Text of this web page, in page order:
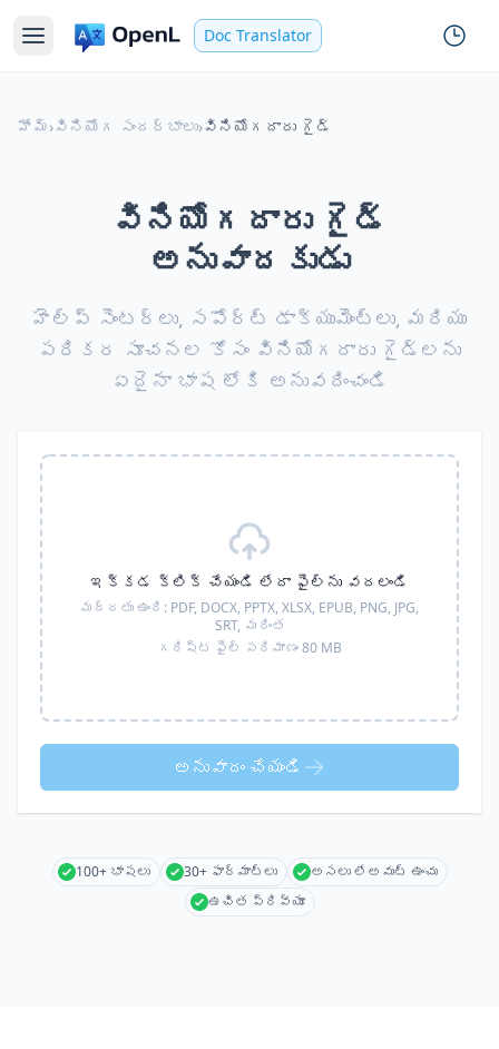
Doc Translator
హోమ్›వినియోగ సందర్భాలు›వినియోగదారు గైడ్
వినియోగదారు గైడ్
అనువాదకుడు
హెల్ప్ సెంటర్లు, సపోర్ట్ డాక్యుమెంట్లు, మరియు
పరికర సూచనల కోసం వినియోగదారు గైడ్లను
ఏదైనా భాష లోకి అనువదించండి
ఇక్కడ క్లిక్ చేయండి లేదా ఫైల్‌ను వదలండి
మద్దతు ఉంది: PDF, DOCX, PPTX, XLSX, EPUB, PNG, JPG,
SRT, మరింత
గరిష్ట ఫైల్ పరిమాణం 80 MB
అనువాదం చేయండి
100+ భాషలు 30+ ఫార్మాట్లు
అసలు లేఅవుట్ ఉంచు
ఉచిత ప్రివ్యూ